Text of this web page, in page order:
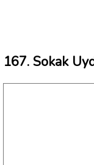
167. Sokak